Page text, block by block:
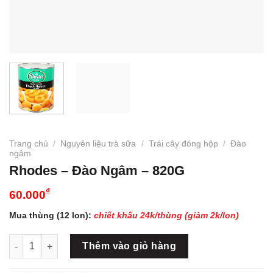
Trang chủ / Nguyên liệu trà sữa / Trái cây đóng hộp / Đào
ngâm
Rhodes – Đào Ngâm – 820G
60.000₫
Mua thùng (12 lon): chiết khấu 24k/thùng (giảm 2k/lon)
Rhodes - Đào Ngâm - 820G số lượng
Thêm vào giỏ hàng